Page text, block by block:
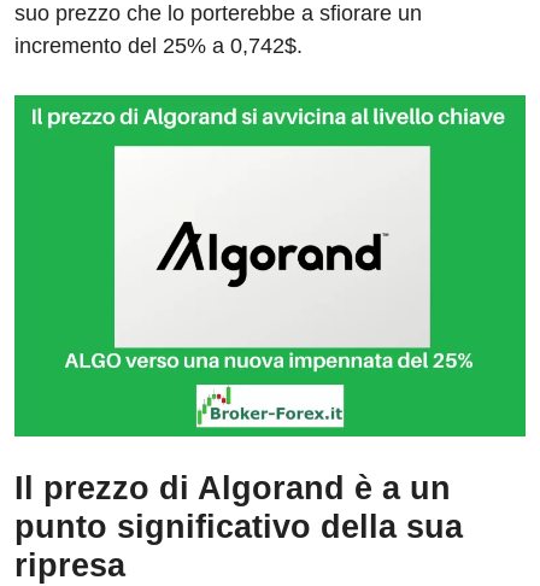
suo prezzo che lo porterebbe a sfiorare un
incremento del 25% a 0,742$.
Il prezzo di Algorand è a un
punto significativo della sua
ripresa